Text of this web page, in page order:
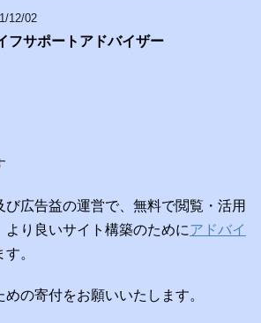
12/02
フサポートアドバイザー
び広告益の運営で、無料で閲覧・活用
より良いサイト構築のためにアドバイ
。
の寄付をお願いいたします。